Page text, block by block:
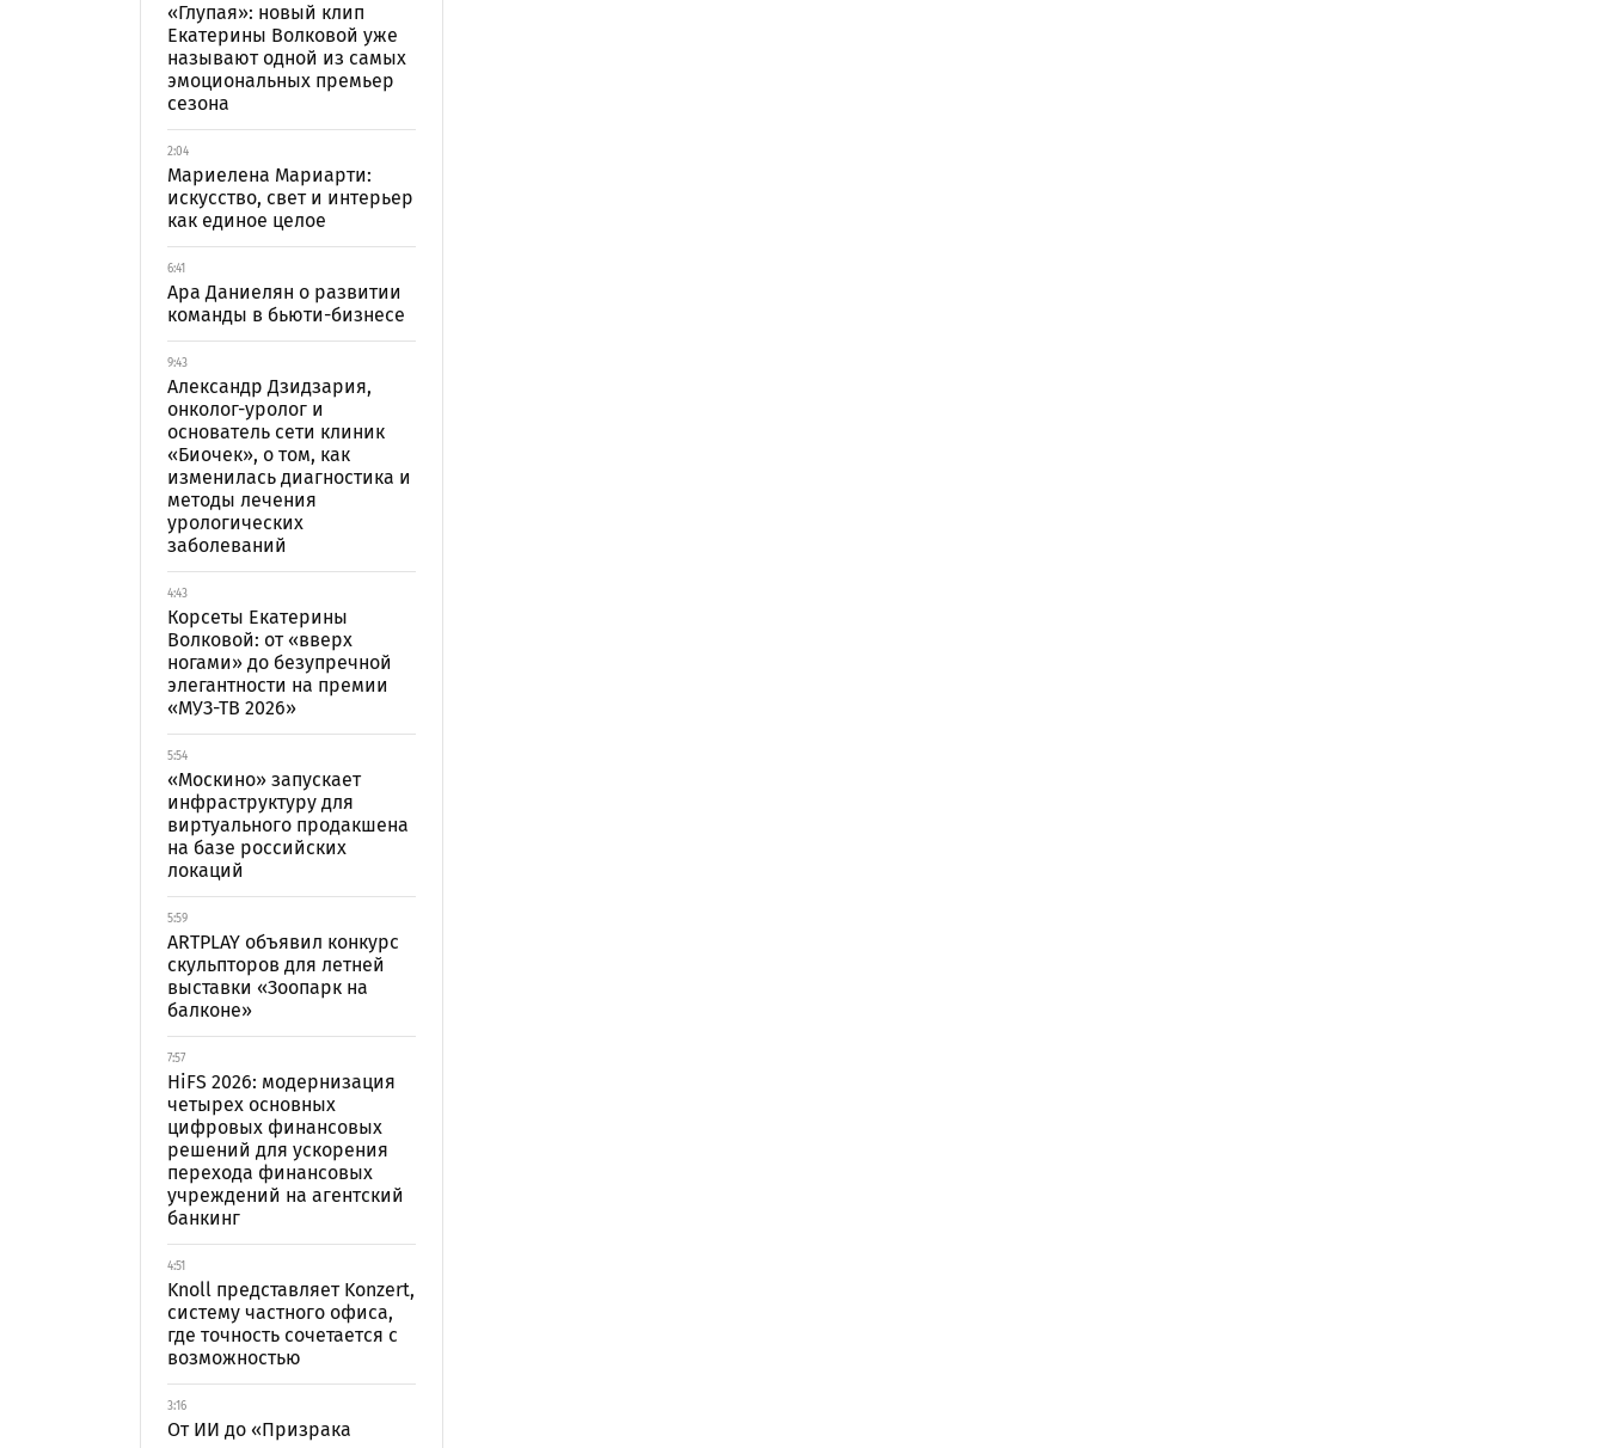
«Глупая»: новый клип
Екатерины Волковой уже
называют одной из самых
эмоциональных премьер
сезона
2:04
Мариелена Мариарти:
искусство, свет и интерьер
как единое целое
6:41
Ара Даниелян о развитии
команды в бьюти-бизнесе
9:43
Александр Дзидзария,
онколог-уролог и
основатель сети клиник
«Биочек», о том, как
изменилась диагностика и
методы лечения
урологических
заболеваний
4:43
Корсеты Екатерины
Волковой: от «вверх
ногами» до безупречной
элегантности на премии
«МУЗ-ТВ 2026»
5:54
«Москино» запускает
инфраструктуру для
виртуального продакшена
на базе российских
локаций
5:59
ARTPLAY объявил конкурс
скульпторов для летней
выставки «Зоопарк на
балконе»
7:57
HiFS 2026: модернизация
четырех основных
цифровых финансовых
решений для ускорения
перехода финансовых
учреждений на агентский
банкинг
4:51
Knoll представляет Konzert,
систему частного офиса,
где точность сочетается с
возможностью
3:16
От ИИ до «Призрака